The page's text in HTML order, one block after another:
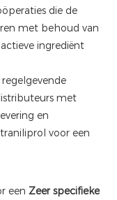
die de
met behoud van
ingrediënt
met
en
voor een
een Zeer specifieke